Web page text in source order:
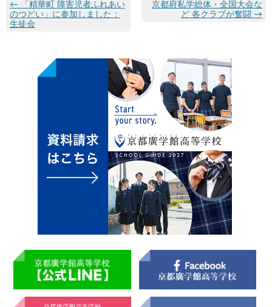
← 「精華町 障害児者ふれあい
のつどい」に参加しました：
生徒会
京都府私学総体・全国大会な
ど 各クラブが奮闘 →